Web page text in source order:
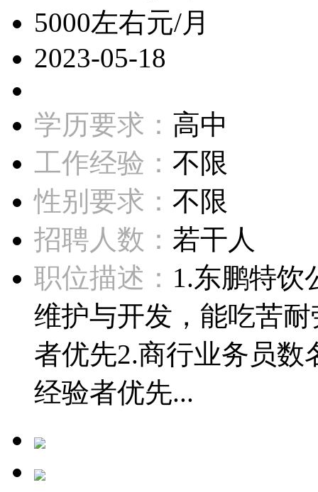
5000左右元/月
2023-05-18
学历要求： 高中
工作经验： 不限
性别要求： 不限
招聘人数： 若干人
职位描述： 1.东鹏特饮
维护与开发，能吃苦
者优先2.商行业务员
经验者优先...